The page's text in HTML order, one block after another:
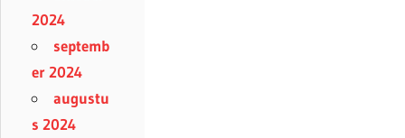
2024
septemb
er 2024
augustu
s 2024